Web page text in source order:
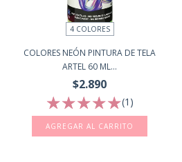
4 COLORES
COLORES NEÓN PINTURA DE TELA
ARTEL 60 ML...
$2.890
(1)
AGREGAR AL CARRITO